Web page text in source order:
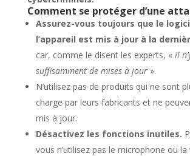
Comment se protéger d’une
Assurez-vous toujours que le
l’appareil est mis à jour à la
car, comme le disent les experts, « il
suffisamment de mises à jour».
N’utilisez pas de produits qui ne sont
charge par leurs fabricants et ne
mis à jour.
Désactivez les fonctions inutiles.
vous n’utilisez pas le microphone ou